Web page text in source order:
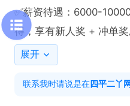
✅薪资待遇：6000-
得，享有新人奖 + 冲单
✅工作地址：四平市站点
面试前一对一解答，入
展开
联系我时请说是在四平二丫